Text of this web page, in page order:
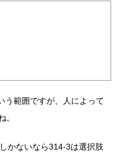
範囲ですが、人によって
。
かないなら314-3は選択肢